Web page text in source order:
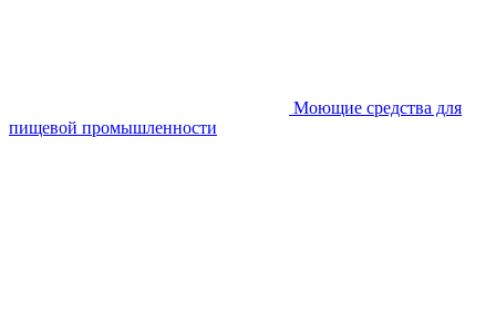
Моющие средства для
пищевой промышленности